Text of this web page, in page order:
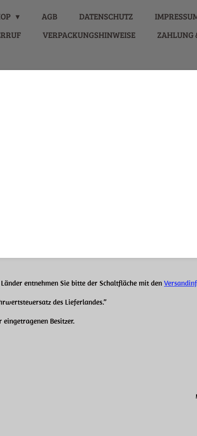
AGB DATENSCHUTZ
VERPACKUNGSHINWEISE ZAHLUNG
entnehmen Sie bitte der Schaltfläche mit den
des Lieferlandes.”
Besitzer.